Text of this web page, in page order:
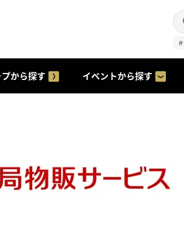
から探す イベントから探す